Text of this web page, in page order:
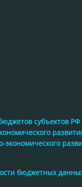
субъектов РФ
бюджетных